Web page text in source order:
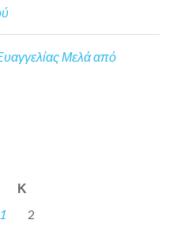
Μελά από
Κ
1
2